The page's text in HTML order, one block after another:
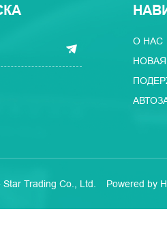
О НАС
Trading Co., Ltd. Powered by